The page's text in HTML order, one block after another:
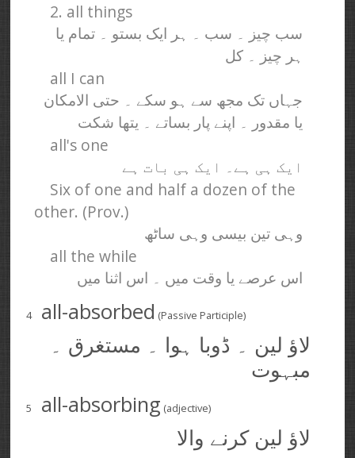
2. all things
سب چیز ۔ سب ۔ ہر ایک بستو ۔ تمام یا
ہر چیز ۔ کل
all I can
جہاں تک مجھ سے ہو سکے ۔ حتی الامکان
یا مقدور ۔ اپنے پار بساتے ۔ یتھا شکت
all's one
ایک ہی ہے۔ ایک ہی بات ہے
Six of one and half a dozen of the
other. (Prov.)
وہی تین بیسی وہی ساٹھ
all the while
اس عرصے یا وقت میں ۔ اس اثنا میں
4 all-absorbed (Passive Participle)
لاؤ لین ۔ ڈوبا ہوا ۔ مستغرق ۔
مبہوت
5 all-absorbing (adjective)
لاؤ لین کرنے والا